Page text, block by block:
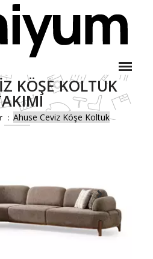
KÖŞE KOLTUK
Ahuse Ceviz Köşe Koltuk